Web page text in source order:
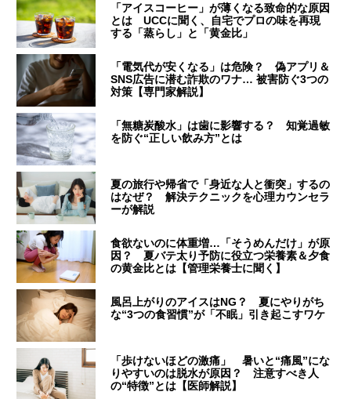
「アイスコーヒー」が薄くなる致命的な原因
とは UCCに聞く、自宅でプロの味を再現
する「蒸らし」と「黄金比」
「電気代が安くなる」は危険？ 偽アプリ＆
SNS広告に潜む詐欺のワナ… 被害防ぐ3つの
対策【専門家解説】
「無糖炭酸水」は歯に影響する？ 知覚過敏
を防ぐ“正しい飲み方”とは
夏の旅行や帰省で「身近な人と衝突」するの
はなぜ？ 解決テクニックを心理カウンセラ
ーが解説
食欲ないのに体重増…「そうめんだけ」が原
因？ 夏バテ太り予防に役立つ栄養素＆夕食
の黄金比とは【管理栄養士に聞く】
風呂上がりのアイスはNG？ 夏にやりがち
な“3つの食習慣”が「不眠」引き起こすワケ
「歩けないほどの激痛」 暑いと“痛風”にな
りやすいのは脱水が原因？ 注意すべき人
の“特徴”とは【医師解説】